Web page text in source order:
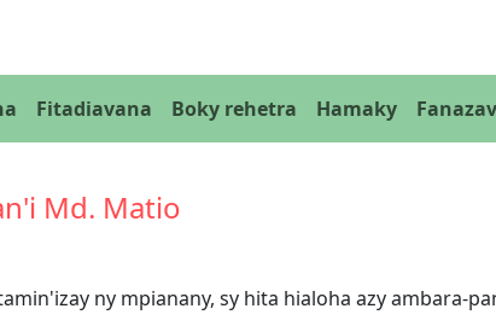
Fitadiavana Boky rehetra Hamaky
Md. Matio
ny mpianany, sy hita hialoha azy ambara-